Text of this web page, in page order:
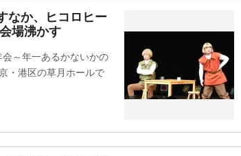
なか、ヒコロヒー
場沸かす
～年一あるかないかの
・港区の草月ホールで